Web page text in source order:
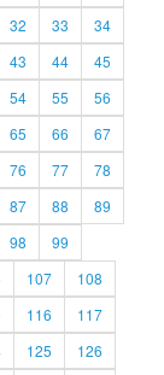
32 33
34
43 44
45
54 55
56
65 66
67
76 77
78
87 88
89
98
99
107
108
116
117
125
126